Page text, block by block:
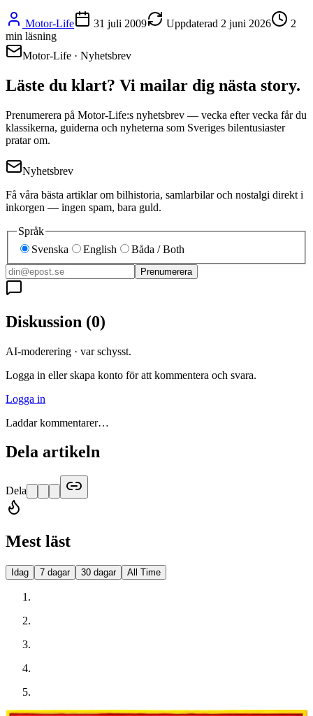
Motor-Life 31 juli 2009 Uppdaterad 2 juni 2026
2
min läsning
Motor-Life · Nyhetsbrev
Läste du klart? Vi mailar dig nästa story.
Prenumerera på Motor-Life:s nyhetsbrev — vecka efter vecka får du
klassikerna, guiderna och nyheterna som Sveriges bilentusiaster
pratar om.
Nyhetsbrev
Få våra bästa artiklar om bilhistoria, samlarbilar och nostalgi direkt i
inkorgen — ingen spam, bara guld.
Språk
Svenska
English Båda / Both
Prenumerera
Diskussion (0)
AI-moderering · var schysst.
Logga in eller skapa konto för att kommentera och svara.
Logga in
Laddar kommentarer…
Dela artikeln
Dela
Mest läst
Idag 7 dagar 30 dagar All Time